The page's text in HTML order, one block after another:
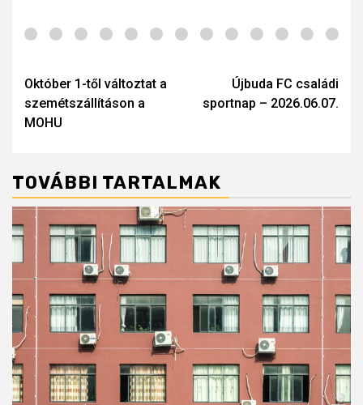
navigation
Október 1-től változtat a
szemétszállításon a
MOHU
Újbuda FC családi
sportnap – 2026.06.07.
TOVÁBBI TARTALMAK